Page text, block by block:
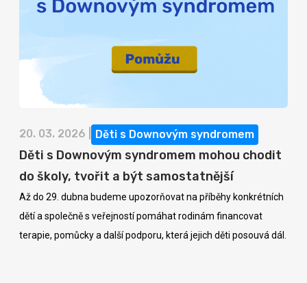
20. 03. 2026 | Děti s Downovým syndromem
Děti s Downovým syndromem mohou chodit
do školy, tvořit a být samostatnější
Až do 29. dubna budeme upozorňovat na příběhy konkrétních
dětí a společně s veřejností pomáhat rodinám financovat
terapie, pomůcky a další podporu, která jejich děti posouvá dál.